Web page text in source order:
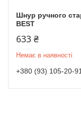
Шнур ручного
BEST
633 ₴
Немає в наявності
+380 (93) 105-20-91